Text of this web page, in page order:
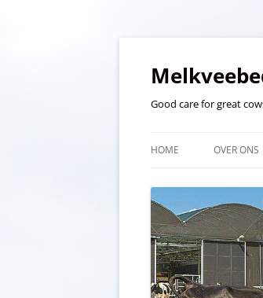
inhoud
Good care for great
HOME OVER ONS